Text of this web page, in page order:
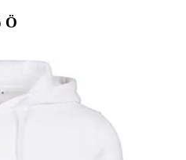
Ö